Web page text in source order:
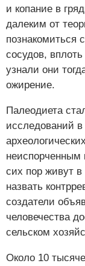
и копание в
далеким от
познакомиться
сосудов,
узнали они
ожирение.
Палеодиета
исследований
неиспорченным
сих пор живут
назвать
создатели
человечества
сельском
Около 10